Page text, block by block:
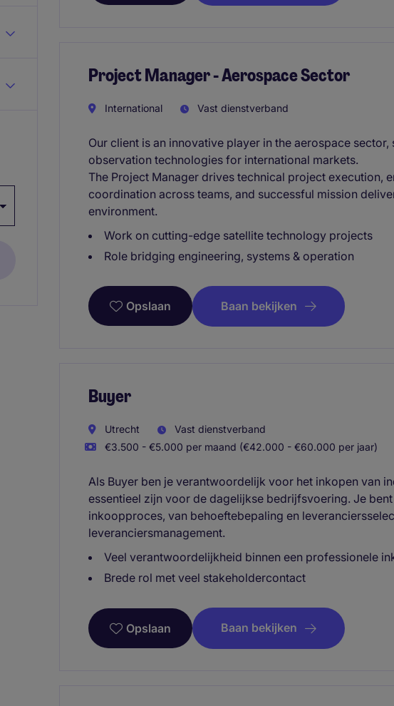
Project Manager - Aerospace Sector
International Vast dienstverband
Our client is an innovative player in the aerospace
observation technologies for international markets.
The Project Manager drives technical project execution,
coordination across teams, and successful mission
environment.
Work on cutting-edge satellite technology projects
Role bridging engineering, systems & operation
Opslaan Baan bekijken
Buyer
Utrecht
Vast dienstverband
€3.500 - €5.000 per maand (€42.000 - €60.000 per jaar)
Als Buyer ben je verantwoordelijk voor het inkopen van
essentieel zijn voor de dagelijkse bedrijfsvoering. Je
inkoopproces, van behoeftebepaling en
leveranciersmanagement.
Veel verantwoordelijkheid binnen een professionele
Brede rol met veel stakeholdercontact
Opslaan Baan bekijken